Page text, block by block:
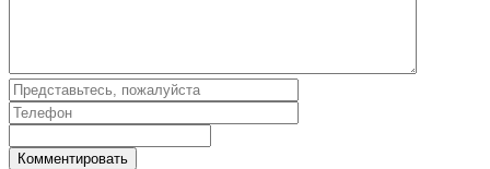
Комментировать